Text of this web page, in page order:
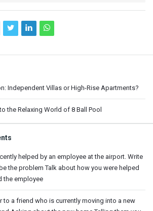
Independent Villas or High-Rise Apartments?
the Relaxing World of 8 Ball Pool
helped by an employee at the airport. Write
the problem Talk about how you were helped
the employee
to a friend who is currently moving into a new